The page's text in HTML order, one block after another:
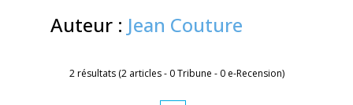
Auteur : Jean Couture
2 résultats (2 articles - 0 Tribune - 0 e-Recension)